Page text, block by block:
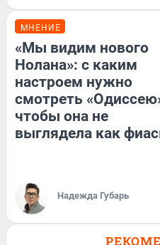
МНЕНИЕ
«Мы видим нового
Нолана»: с каким
настроем нужно
смотреть
чтобы она не
выглядела как
Надежда Губарь